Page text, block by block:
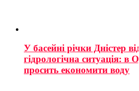
У басейні річки Дністер
гідрологічна ситуація: в
просить економити воду